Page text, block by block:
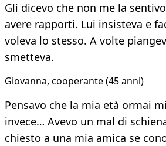
Gli dicevo che non me la
avere rapporti. Lui insisteva e
voleva lo stesso. A volte
smetteva.
Giovanna, cooperante (45 anni)
Pensavo che la mia età ormai
invece… Avevo un mal di
chiesto a una mia amica se